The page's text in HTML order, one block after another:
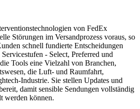
von FedEx
Störungen im Versandprozess voraus, so
schnell fundierte Entscheidungen
- Select, Preferred und
Tools eine Vielzahl von Branchen,
die Luft- und Raumfahrt,
Industrie. Sie stellen Updates und
damit sensible Sendungen vollständig
werden können.